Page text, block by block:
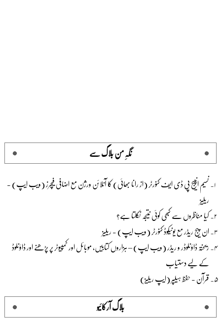
نگہِ من بلاگ سے
نسیم انپیج پی ڈی ایف کنورٹر (از رانا بھائی) کا آنلائن ورژن مع اضافی فیچرز (ویب ایپ) -
ریلیز
کیا مناظروں سے کبھی کوئی نتیجہ نکلتا ہے؟
ان پیج ریڈر مع یونیکوڈ کنورٹر (ویب ایپ) - ریلیز
ریختہ ڈاؤنلوڈر و ریڈر (ویب ایپ) – ہزاروں کتابیں، موبائل اور کمپیوٹر پر پڑھنے اور ڈاؤنلوڈ
کے لیے دستیاب
قرآن - حفظ ہیلپر (ایپ ریلیز)
بلاگ آرکائیو